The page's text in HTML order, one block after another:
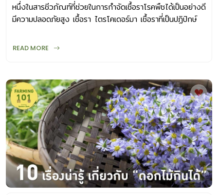
หนึ่งในสารชีวภัณฑ์ที่ช่วยในการกำจัดเชื้อราโรคพืชได้เป็นอย่างดี
มีความปลอดภัยสูง เชื้อรา ไตรโคเดอร์มา เชื้อราที่เป็นปฏิปักษ์
READ MORE